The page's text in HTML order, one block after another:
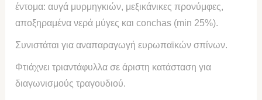
έντομα: αυγά μυρμηγκιών, μεξικάνικες προνύμφες,
αποξηραμένα νερά μύγες και conchas (min 25%).
Συνιστάται για αναπαραγωγή ευρωπαϊκών σπίνων.
Φτιάχνει τριαντάφυλλα σε άριστη κατάσταση για
διαγωνισμούς τραγουδιού.